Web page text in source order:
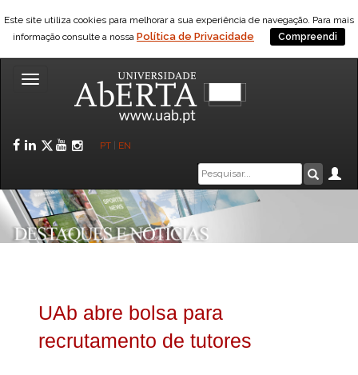
Este site utiliza cookies para melhorar a sua experiência de navegação. Para mais
informação consulte a nossa Política de Privacidade Compreendi
Toggle
Facebook
LinkedIn
Twitter
YouTube
Instagram
PT EN
Caixa
de
pesquisa
UAb abre bolsa para
recrutamento de tutores